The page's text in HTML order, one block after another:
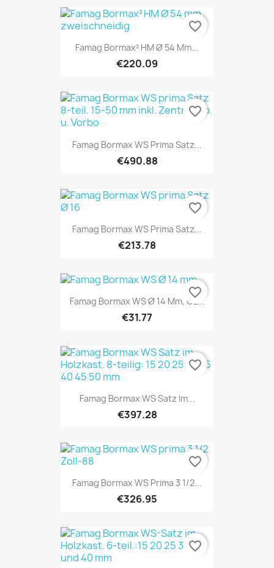
Famag Bormax³ HM Ø 54 Mm...
€220.09
favorite_border
Famag Bormax WS Prima Satz...
€490.88
favorite_border
Famag Bormax WS Prima Satz...
€213.78
favorite_border
Famag Bormax WS Ø 14 Mm, GL...
€31.77
favorite_border
Famag Bormax WS Satz Im...
€397.28
favorite_border
Famag Bormax WS Prima 3 1/2...
€326.95
favorite_border
favorite_border